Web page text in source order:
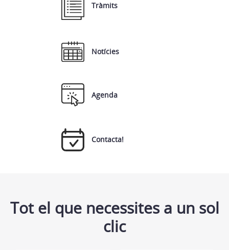
Tràmits
Notícies
Agenda
Contacta!
Tot el que necessites a un sol
clic